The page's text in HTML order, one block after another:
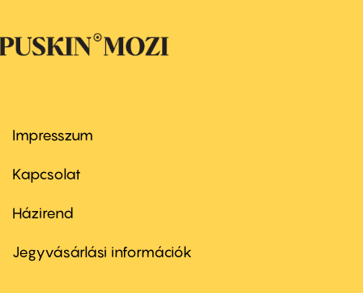
Footer
first
Impresszum
Kapcsolat
Footer
second
Házirend
Jegyvásárlási információk